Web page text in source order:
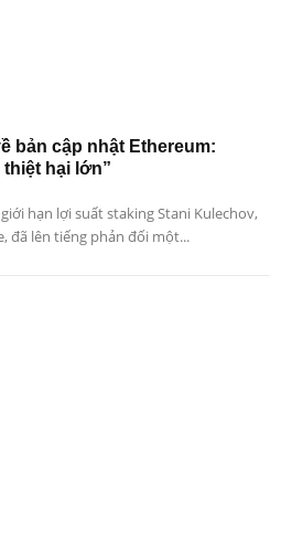
bản cập nhật Ethereum:
hại lớn”
hạn lợi suất staking Stani Kulechov,
đã lên tiếng phản đối một...